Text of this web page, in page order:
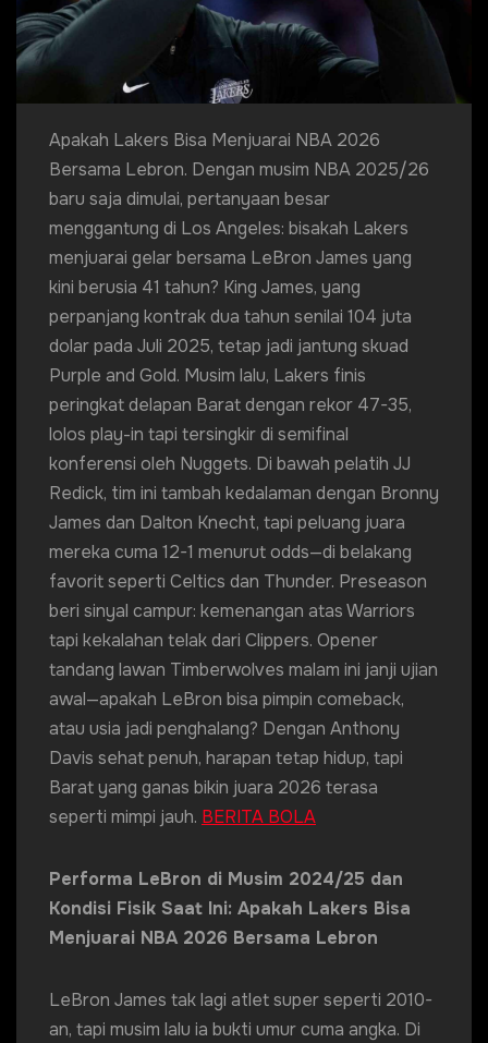
Apakah Lakers Bisa Menjuarai NBA 2026
Bersama Lebron. Dengan musim NBA 2025/26
baru saja dimulai, pertanyaan besar
menggantung di Los Angeles: bisakah Lakers
menjuarai gelar bersama LeBron James yang
kini berusia 41 tahun? King James, yang
perpanjang kontrak dua tahun senilai 104 juta
dolar pada Juli 2025, tetap jadi jantung skuad
Purple and Gold. Musim lalu, Lakers finis
peringkat delapan Barat dengan rekor 47-35,
lolos play-in tapi tersingkir di semifinal
konferensi oleh Nuggets. Di bawah pelatih JJ
Redick, tim ini tambah kedalaman dengan Bronny
James dan Dalton Knecht, tapi peluang juara
mereka cuma 12-1 menurut odds—di belakang
favorit seperti Celtics dan Thunder. Preseason
beri sinyal campur: kemenangan atas Warriors
tapi kekalahan telak dari Clippers. Opener
tandang lawan Timberwolves malam ini janji ujian
awal—apakah LeBron bisa pimpin comeback,
atau usia jadi penghalang? Dengan Anthony
Davis sehat penuh, harapan tetap hidup, tapi
Barat yang ganas bikin juara 2026 terasa
seperti mimpi jauh. BERITA BOLA
Performa LeBron di Musim 2024/25 dan
Kondisi Fisik Saat Ini: Apakah Lakers Bisa
Menjuarai NBA 2026 Bersama Lebron
LeBron James tak lagi atlet super seperti 2010-
an, tapi musim lalu ia bukti umur cuma angka. Di